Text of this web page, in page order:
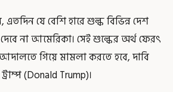
এতদিন যে বেশি হারে শুল্ক বিভিন্ন দেশ
না আমেরিকা। সেই শুল্কের অর্থ ফেরৎ
গিয়ে মামলা করতে হবে, দাবি
(Donald Trump)।